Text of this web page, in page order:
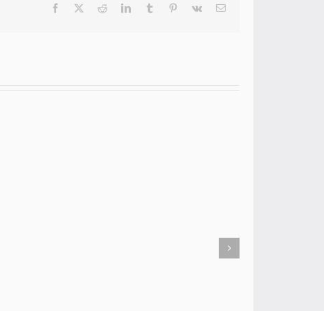
Facebook RedditLinkedInTumblr PinterestVk